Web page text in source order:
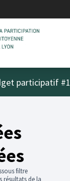
participatif #1
filtre
résultats de la